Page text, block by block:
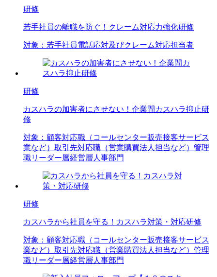
研修
若手社員の離職を防ぐ！クレーム対応力強化研修
対象： 若手社員電話応対及びクレーム対応担当者
研修
カスハラの加害者にさせない！企業間カスハラ抑止研
修
対象： 顧客対応職（コールセンター販売接客サービス
業など） 取引先対応職（営業購買法人担当など） 管理
職リーダー層経営層 人事部門
研修
カスハラから社員を守る！カスハラ対策・対応研修
対象： 顧客対応職（コールセンター販売接客サービス
業など） 取引先対応職（営業購買法人担当など） 管理
職リーダー層経営層 人事部門